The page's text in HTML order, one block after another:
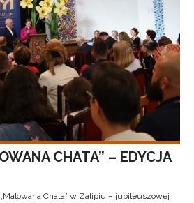
CHATA” – EDYCJA
Chata” w Zalipiu – jubileuszowej